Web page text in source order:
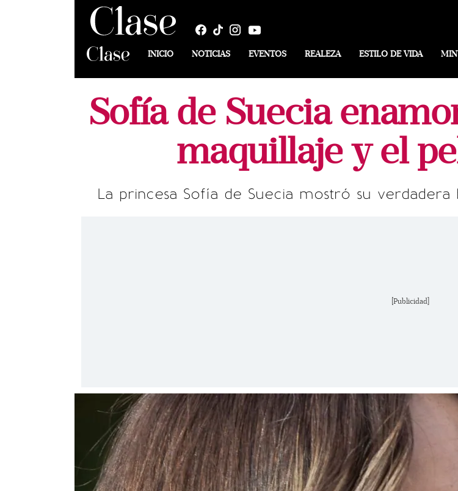
INICIO NOTICIAS EVENTOS REALEZA ESTILO DE VIDA
Sofía de Suecia
maquillaje y el
La princesa Sofía de Suecia mostró su
[Publicidad]